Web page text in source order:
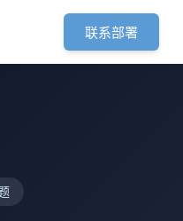
联系部署